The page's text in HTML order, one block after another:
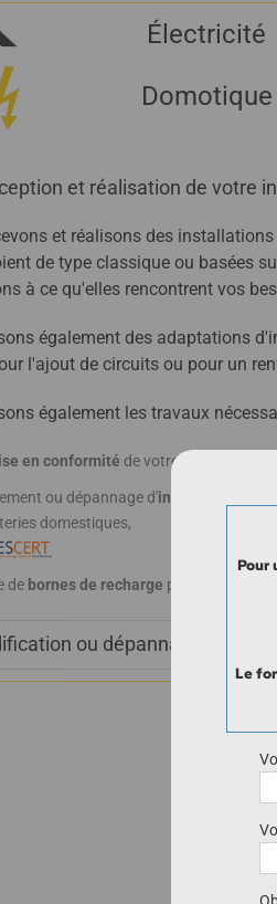
Électricité
Domotique
et réalisation de votre
et réalisons des
de type classique ou basées
à ce qu'elles rencontrent vos
également des adaptations
l'ajout de circuits ou pour un
également les travaux
en conformité de votre installation
ou dépannage d'installations
domestiques,
de bornes de recharge pour véhicule
ou dépannage
Pour
Le